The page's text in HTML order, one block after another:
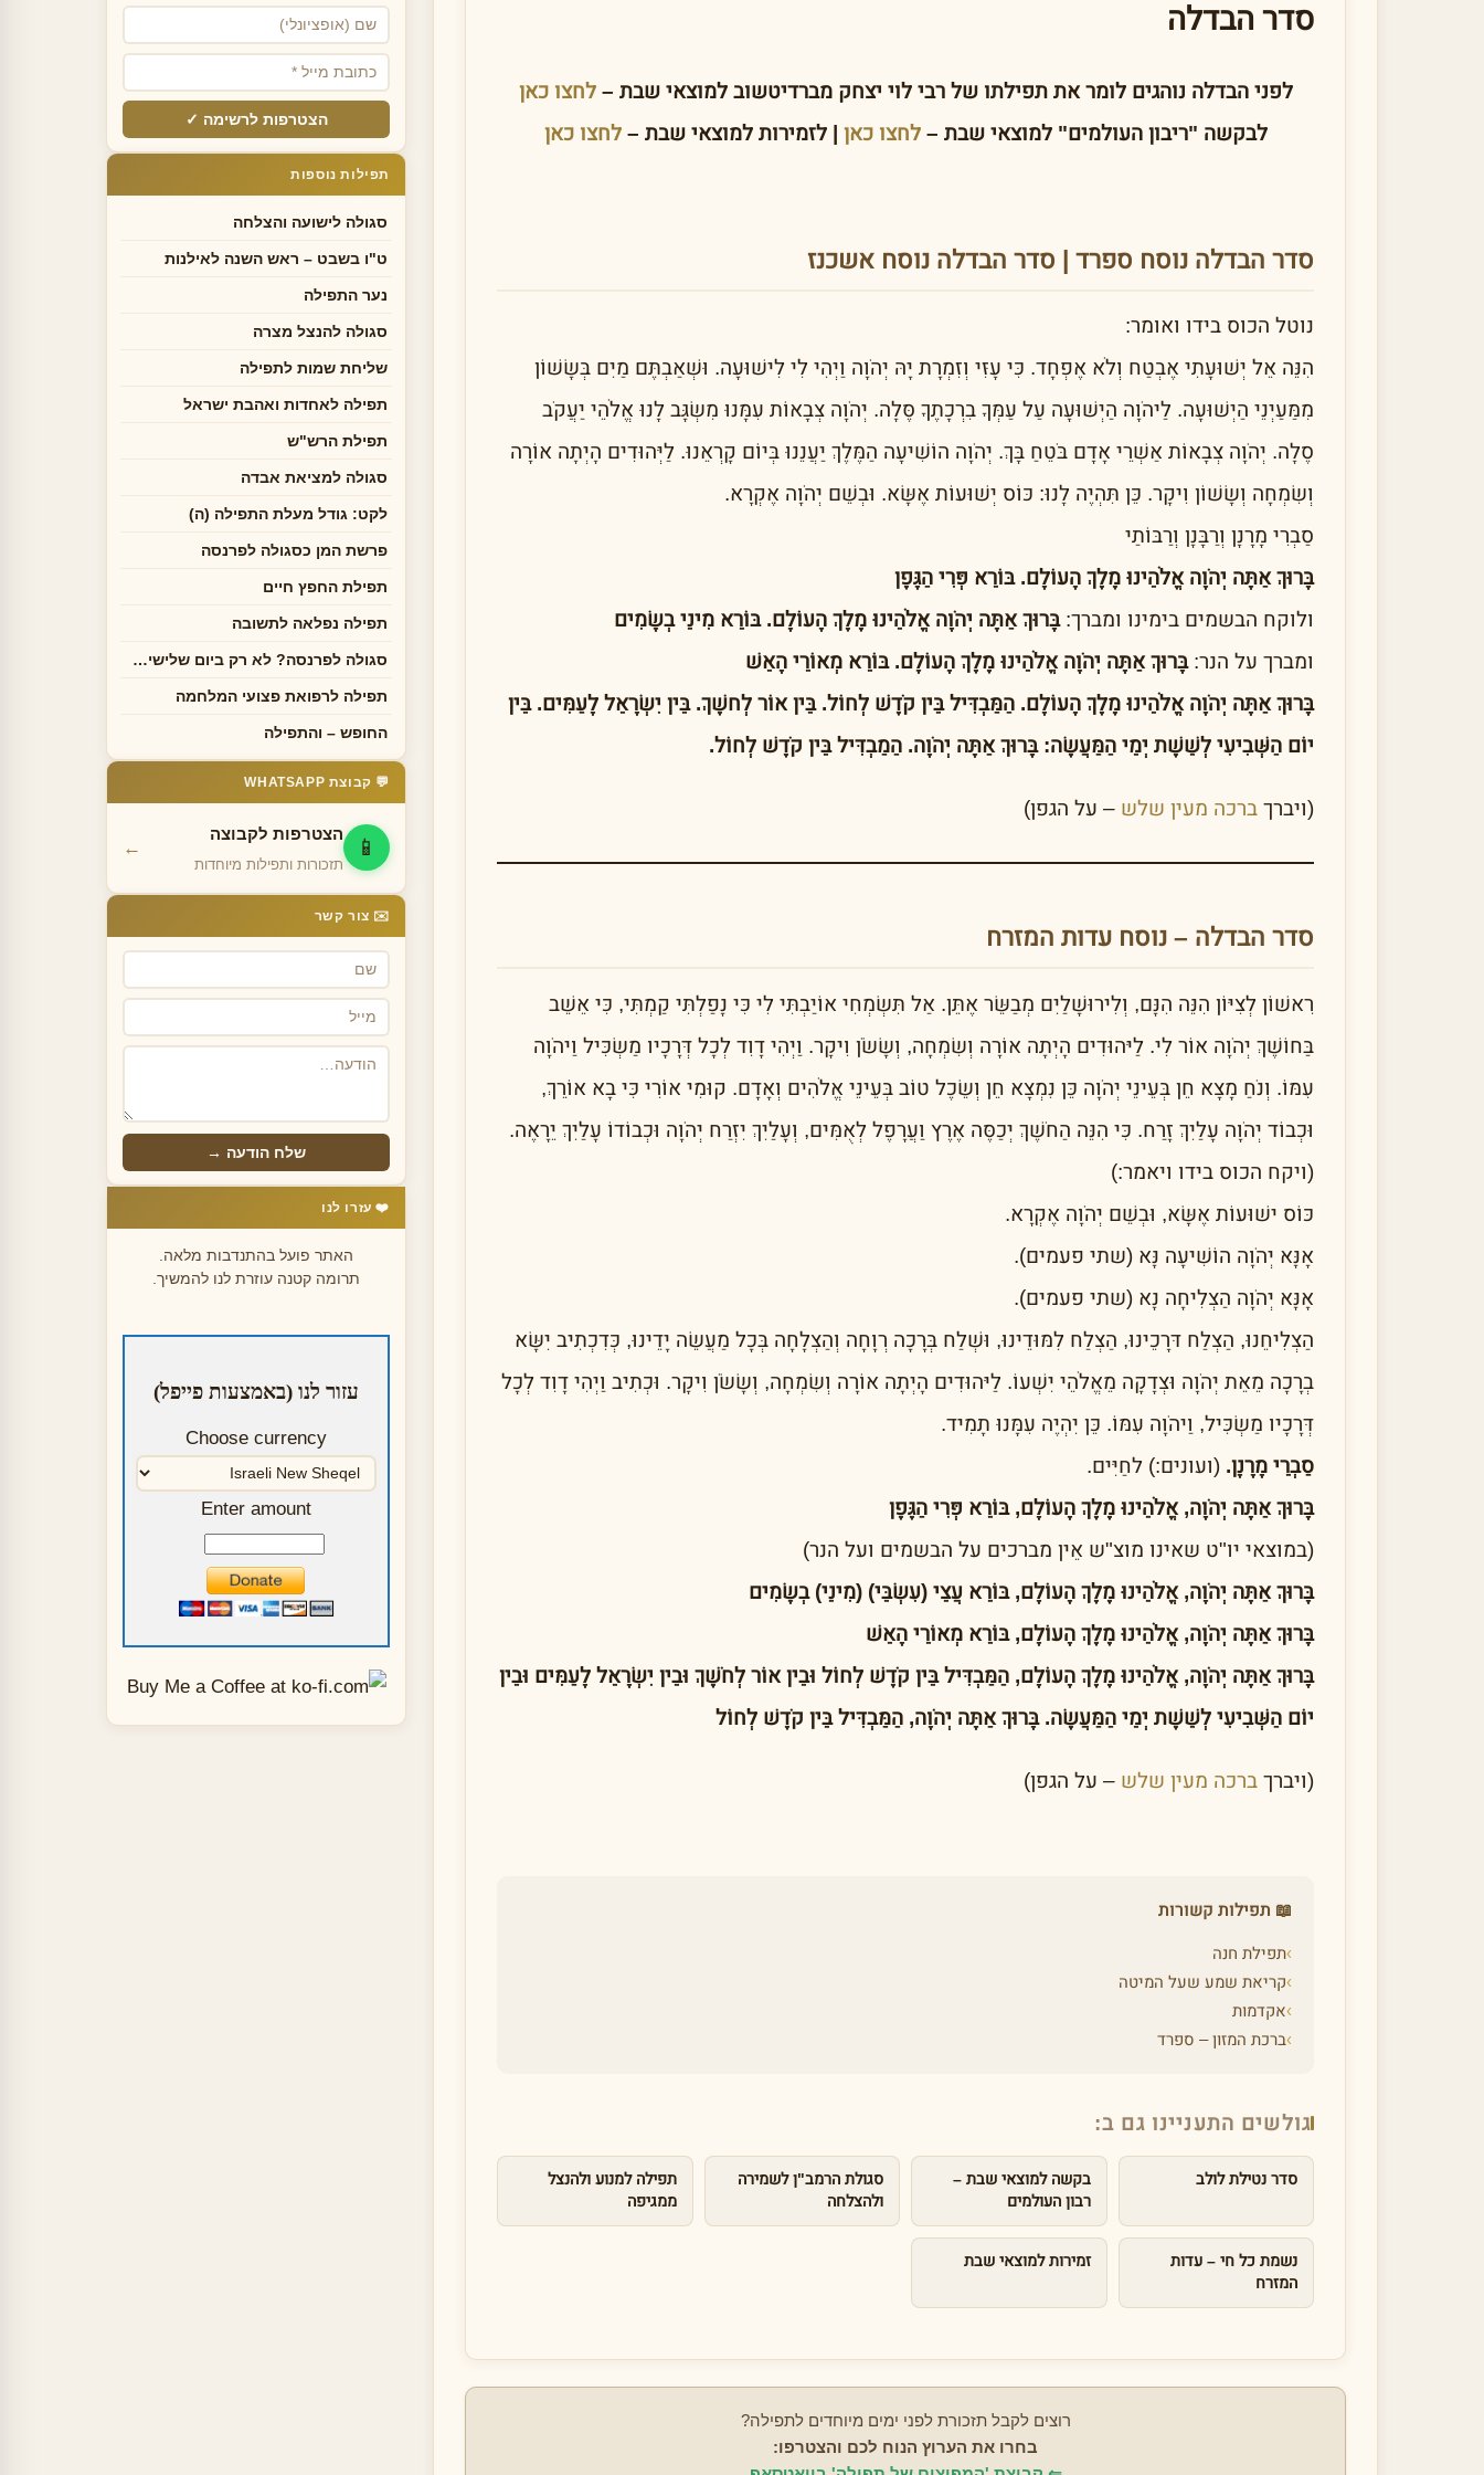
סדר הבדלה
לפני הבדלה נוהגים לומר את תפילתו של רבי לוי יצחק מברדיטשוב למוצאי שבת –לחצו כאן
לבקשה "ריבון העולמים" למוצאי שבת –לחצו כאן | לזמירות למוצאי שבת –לחצו כאן
סדר הבדלה נוסח ספרד | סדר הבדלה נוסח אשכנז
נוטל הכוס בידו ואומר:
הִנֵּה אֵל יְשׁוּעָתִי אֶבְטַח וְלֹא אֶפְחָד. כִּי עָזִּי וְזִמְרָת יָהּ יְהֹוָה וַיְהִי לִי לִישׁוּעָה. וּשְׁאַבְתֶּם מַיִם בְּשָׂשׁוֹן
מִמַּעַיְנֵי הַיְשׁוּעָה. לַיהֹוָה הַיְשׁוּעָה עַל עַמְּךָ בִרְכָתֶךָ סֶּלָה. יְהֹוָה צְבָאוֹת עִמָּנוּ מִשְׂגָּב לָנוּ אֱלֹהֵי יַעֲקֹב
סֶלָה. יְהֹוָה צְבָאוֹת אַשְׁרֵי אָדָם בֹּטֵחַ בָּךְ. יְהֹוָה הוֹשִׁיעָה הַמֶּלֶךְ יַעֲנֵנוּ בְּיוֹם קָרְאֵנוּ. לַיְּהוּדִים הָיְתָה אוֹרָה
וְשִׂמְחָה וְשָׂשׁוֹן וִיקָר. כֵּן תִּהְיֶה לָנוּ: כּוֹס יְשׁוּעוֹת אֶשָּׂא. וּבְשֵׁם יְהֹוָה אֶקְרָא.
סַבְרִי מָרָנָן וְרַבָּנָן וְרַבּוֹתַי
בָּרוּךְ אַתָּה יְהֹוָה אֱלֹהֵינוּ מֶלֶךְ הָעוֹלָם. בּוֹרֵא פְּרִי הַגָּפֶן
ולוקח הבשמים בימינו ומברך:בָּרוּךְ אַתָּה יְהֹוָה אֱלֹהֵינוּ מֶלֶךְ הָעוֹלָם. בּוֹרֵא מִינֵי בְשָׂמִים
ומברך על הנר:בָּרוּךְ אַתָּה יְהֹוָה אֱלֹהֵינוּ מֶלֶךְ הָעוֹלָם. בּוֹרֵא מְאוֹרֵי הָאֵשׁ
בָּרוּךְ אַתָּה יְהֹוָה אֱלֹהֵינוּ מֶלֶךְ הָעוֹלָם. הַמַּבְדִּיל בֵּין קֹדֶשׁ לְחוֹל. בֵּין אוֹר לְחשֶׁךְ. בֵּין יִשְׂרָאֵל לָעַמִּים. בֵּין
יוֹם הַשְּׁבִיעִי לְשֵׁשֶׁת יְמֵי הַמַּעֲשֶׂה: בָּרוּךְ אַתָּה יְהֹוָה. הַמַבְדִּיל בֵּין קֹדֶשׁ לְחוֹל.
(ויברךברכה מעין שלש – על הגפן)
סדר הבדלה – נוסח עדות המזרח
רִאשׁוֹן לְצִיּוֹן הִנֵּה הִנָּם, וְלִירוּשָׁלַיִם מְבַשֵּׂר אֶתֵּן. אַל תִּשְׂמְחִי אוֹיַבְתִּי לִי כִּי נָפַלְתִּי קַמְתִּי, כִּי אֵשֵׁב
בַּחוֹשֶׁךְ יְהֹוָה אוֹר לִי. לַיּהוּדִים הָיְתָה אוֹרָה וְשִׂמְחָה, וְשָׂשֹׂן וִיקָר. וַיְהִי דָוִד לְכָל דְּרָכָיו מַשְׂכִּיל וַיהֹוָה
עִמּוֹ. וְנֹחַ מָצָא חֵן בְּעֵינֵי יְהֹוָה כֵּן נִמְצָא חֵן וְשֵׂכֶל טוֹב בְּעֵינֵי אֱלֹהִים וְאָדָם. קוּמִי אוֹרִי כִּי בָא אוֹרֵךְ,
וּכְבוֹד יְהֹוָה עָלַיִךְ זָרַח. כִּי הִנֵּה הַחֹשֶׁךְ יְכַסֶּה אֶרֶץ וַעֲרָפֶל לְאֻמִּים, וְעָלַיִךְ יִזְרַח יְהֹוָה וּכְבוֹדוֹ עָלַיִךְ יֵרָאֶה.
(ויקח הכוס בידו ויאמר:)
כּוֹס ישׁוּעוֹת אֶשָּׂא, וּבְשֵׁם יְהֹוָה אֶקְרָא.
אָנָּא יְהֹוָה הוֹשִׁיעָה נָּא (שתי פעמים).
אָנָּא יְהֹוָה הַצְלִיחָה נָא (שתי פעמים).
הַצְלִיחֵנוּ, הַצְלַח דּרָכֵינוּ, הַצְלַח לִמּוּדֵינוּ, וּשְׁלַח בְּרָכָה רְוָחָה וְהַצְלָחָה בְּכָל מַעֲשֵׂה יָדֵינוּ, כְּדִכְתִיב יִשָּׂא
בְרָכָה מֵאֵת יְהֹוָה וּצְדָקָה מֵאֱלֹהֵי יִשְׁעוֹ. לַיּהוּדִים הָיְתָה אוֹרָה וְשִׂמְחָה, וְשָׂשֹׂן וִיקָר. וּכְתִיב וַיְהִי דָוִד לְכָל
דְּרָכָיו מַשְׂכִּיל, וַיהֹוָה עִמּוֹ. כֵּן יִהְיֶה עִמָּנוּ תָמִיד.
סַבְרֵי מָרָנָן. (ועונים:) לחַיִּים.
בָּרוּךְ אַתָּה יְהֹוָה, אֱלֹהֵינוּ מֶלֶךְ הָעוֹלָם, בּוֹרֵא פְּרִי הַגֶּפֶן
(במוצאי יו"ט שאינו מוצ"ש אֵין מברכים על הבשמים ועל הנר)
בָּרוּךְ אַתָּה יְהֹוָה, אֱלֹהֵינוּ מֶלֶךְ הָעוֹלָם, בּוֹרֵא עֲצֵי (עִשְׂבֵּי) (מִינֵי) בְשָׂמִים
בָּרוּךְ אַתָּה יְהֹוָה, אֱלֹהֵינוּ מֶלֶךְ הָעוֹלָם, בּוֹרֵא מְאוֹרֵי הָאֵשׁ
בָּרוּךְ אַתָּה יְהֹוָה, אֱלֹהֵינוּ מֶלֶךְ הָעוֹלָם, הַמַּבְדִּיל בֵּין קֹדֶשׁ לְחוֹל וּבֵין אוֹר לְחֹשֶׁךְ וּבֵין יִשְׂרָאֵל לָעַמִּים וּבֵין
יוֹם הַשְּׁבִיעִי לְשֵׁשֶׁת יְמֵי הַמַּעֲשֶׂה. בָּרוּךְ אַתָּה יְהֹוָה, הַמַּבְדִּיל בֵּין קֹדֶשׁ לְחוֹל
(ויברךברכה מעין שלש – על הגפן)
📖 תפילות קשורות
›תפילת חנה
›קריאת שמע שעל המיטה
›אקדמות
›ברכת המזון – ספרד
גולשים התעניינו גם ב:
סדר נטילת לולב
בקשה למוצאי שבת –
רבון העולמים
סגולת הרמב"ן לשמירה
ולהצלחה
תפילה למנוע ולהנצל
ממגיפה
נשמת כל חי – עדות
המזרח
זמירות למוצאי שבת
רוצים לקבל תזכורת לפני ימים מיוחדים לתפילה?
בחרו את הערוץ הנוח לכם והצטרפו:
הצטרפות לרשימה ✓
תפילות נוספות
סגולה לישועה והצלחה
ט"ו בשבט – ראש השנה לאילנות
נער התפילה
סגולה להנצל מצרה
שליחת שמות לתפילה
תפילה לאחדות ואהבת ישראל
תפילת הרש"ש
סגולה למציאת אבדה
לקט: גודל מעלת התפילה (ה)
פרשת המן כסגולה לפרנסה
תפילת החפץ חיים
תפילה נפלאה לתשובה
סגולה לפרנסה? לא רק ביום שלישי…
תפילה לרפואת פצועי המלחמה
החופש – והתפילה
💬 קבוצת WHATSAPP
📱
הצטרפות לקבוצה
תזכורות ותפילות מיוחדות
←
✉️ צור קשר
שלח הודעה →
❤️ עזרו לנו
האתר פועל בהתנדבות מלאה.
תרומה קטנה עוזרת לנו להמשיך.
עזור לנו (באמצעות פייפל)
Choose currency
Enter amount